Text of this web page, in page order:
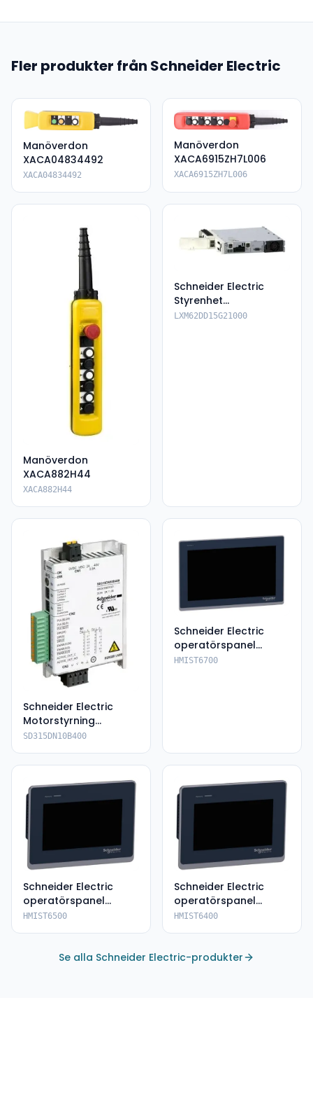
Fler produkter från Schneider Electric
Manöverdon
XACA04834492
XACA04834492
Manöverdon
XACA6915ZH7L006
XACA6915ZH7L006
Manöverdon
XACA882H44
XACA882H44
Schneider Electric
Styrenhet
LXM62DD15G21000
LXM62DD15G21000
Schneider Electric
Motorstyrning
SD315DN10B400
SD315DN10B400
Schneider Electric
operatörspanel
HMIST6700
HMIST6700
Schneider Electric
operatörspanel
HMIST6500
HMIST6500
Schneider Electric
operatörspanel
HMIST6400
HMIST6400
Se alla Schneider Electric-produkter